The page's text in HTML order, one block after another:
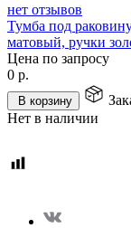
нет отзывов
Тумба под
матовый, ручки
Цена по запросу
0 р.
В корзину
Нет в наличии